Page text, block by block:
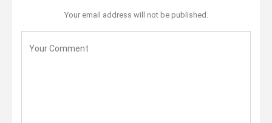
Your email address will not be published.